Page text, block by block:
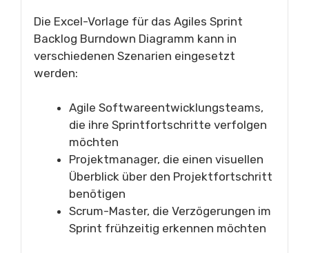
Die Excel-Vorlage für das Agiles Sprint
Backlog Burndown Diagramm kann in
verschiedenen Szenarien eingesetzt
werden:
Agile Softwareentwicklungsteams,
die ihre Sprintfortschritte verfolgen
möchten
Projektmanager, die einen visuellen
Überblick über den Projektfortschritt
benötigen
Scrum-Master, die Verzögerungen im
Sprint frühzeitig erkennen möchten